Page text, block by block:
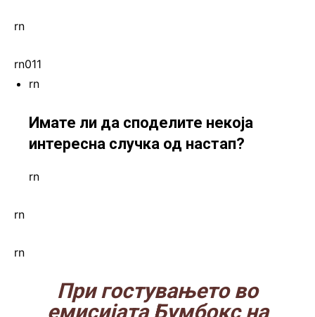
rn
rn011
rn
Имате ли да споделите некоја
интересна случка од настап?
rn
rn
rn
При гостувањето во
емисијата Бумбокс на